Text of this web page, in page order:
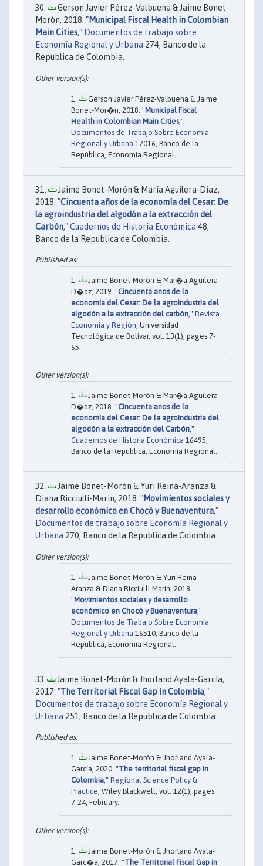
Gerson Javier Pérez-Valbuena & Jaime Bonet-
Morón, 2018. "Municipal Fiscal Health in Colombian
Main Cities," Documentos de trabajo sobre
Economía Regional y Urbana 274, Banco de la
Republica de Colombia.
Gerson Javier Pérez-Valbuena & Jaime
Bonet-Mor�n, 2018. "Municipal Fiscal
Health in Colombian Main Cities,"
Documentos de Trabajo Sobre Economía
Regional y Urbana 17016, Banco de la
República, Economía Regional.
Jaime Bonet-Morón & María Aguilera-Díaz,
2018. "Cincuenta años de la economía del Cesar: De
la agroindustria del algodón a la extracción del
Carbón,"Cuadernos de Historia Económica 48,
Banco de la Republica de Colombia.
Jaime Bonet-Morón & Mar�a Aguilera-
D�az, 2019. "Cincuenta anos de la
economía del Cesar: De la agroindustria del
algodón a la extracción del carbón ," Revista
Economía y Región , Universidad
Tecnológica de Bolívar, vol. 13(1), pages 7-
65.
Jaime Bonet-Morón & Mar�a Aguilera-
D�az, 2018. "Cincuenta anos de la
economía del Cesar: De la agroindustria del
algodón a la extracción del Carbón,"
Cuadernos de Historia Económica 16495,
Banco de la República, Economía Regional.
Jaime Bonet-Morón & Yuri Reina-Aranza &
Diana Ricciulli-Marin, 2018. "Movimientos sociales y
desarrollo económico en Chocó y Buenaventura,"
Documentos de trabajo sobre Economía Regional y
Urbana 270, Banco de la Republica de Colombia.
Jaime Bonet-Morón & Yuri Reina-
Aranza & Diana Ricciulli-Marin, 2018.
"Movimientos sociales y desarrollo
económico en Chocó y Buenaventura ,"
Documentos de Trabajo Sobre Economía
Regional y Urbana 16510, Banco de la
República, Economía Regional.
Jaime Bonet-Morón & Jhorland Ayala-García,
2017. "The Territorial Fiscal Gap in Colombia,"
Documentos de trabajo sobre Economía Regional y
Urbana 251, Banco de la Republica de Colombia.
Jaime Bonet‐Morón & Jhorland Ayala‐
García, 2020. "The territorial fiscal gap in
Colombia," Regional Science Policy &
Practice, Wiley Blackwell, vol. 12(1), pages
7-24, February.
Jaime Bonet-Morón & Jhorland Ayala-
Garc�a, 2017. "The Territorial Fiscal Gap in